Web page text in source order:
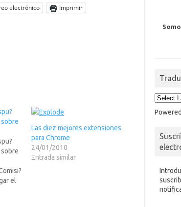
electrónico Imprimir
el
y
Las diez mejores extensiones
para Chrome
24/01/2010
Entrada similar